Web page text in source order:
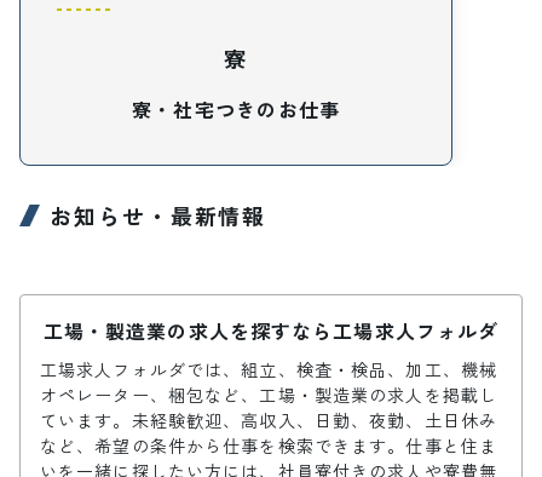
寮
寮・社宅つきのお仕事
お知らせ・最新情報
工場・製造業の求人を探すなら工場求人フォルダ
工場求人フォルダでは、組立、検査・検品、加工、機械
オペレーター、梱包など、工場・製造業の求人を掲載し
ています。未経験歓迎、高収入、日勤、夜勤、土日休み
など、希望の条件から仕事を検索できます。仕事と住ま
いを一緒に探したい方には、社員寮付きの求人や寮費無